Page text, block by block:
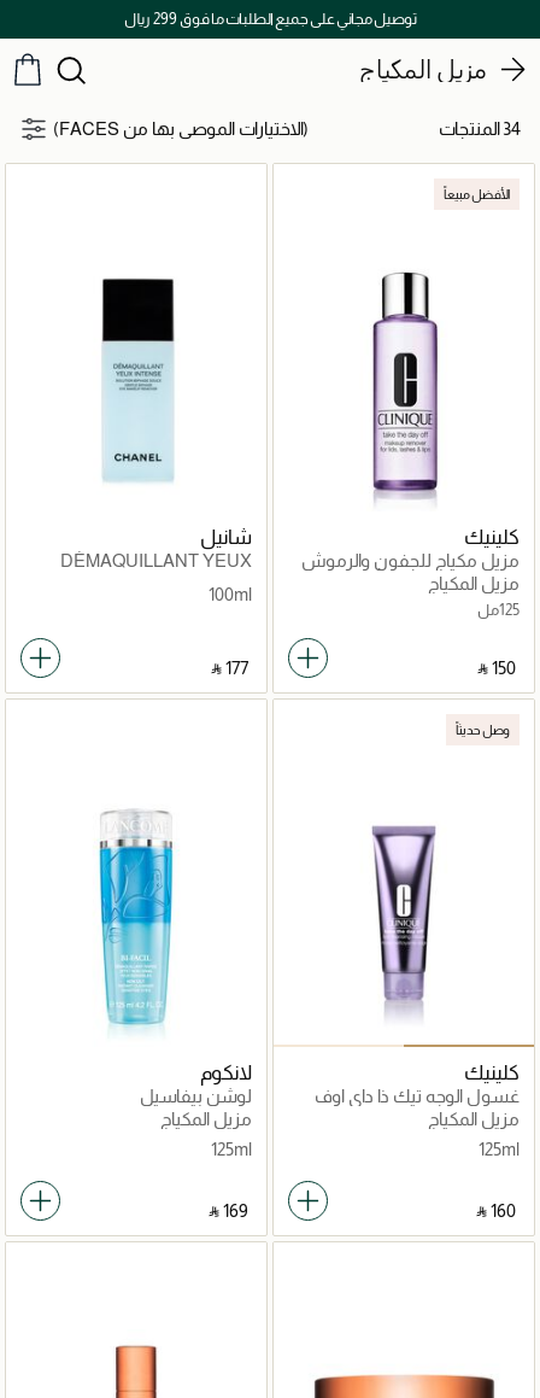
توصيل مجاني على جميع الطلبات ما فوق 299 ريال
مزيل المكياج
34 المنتجات (الاختيارات الموصى بها من FACES)
الأفضل مبيعاً
كلينيك
مزيل مكياج للجفون والرموش
والشفاه تيك ذا داي أوف
مزيل المكياج
125مل
‎ ⃁ ⁦150⁩ ‎
شانيل
DÉMAQUILLANT YEUX
100ml
‎ ⃁ ⁦177⁩ ‎
وصل حديثاً
كلينيك
غسول الوجه تيك ذا داي اوف
موس
مزيل المكياج
125ml
‎ ⃁ ⁦160⁩ ‎
لانكوم
لوشن بيفاسيل
مزيل المكياج
125ml
‎ ⃁ ⁦169⁩ ‎